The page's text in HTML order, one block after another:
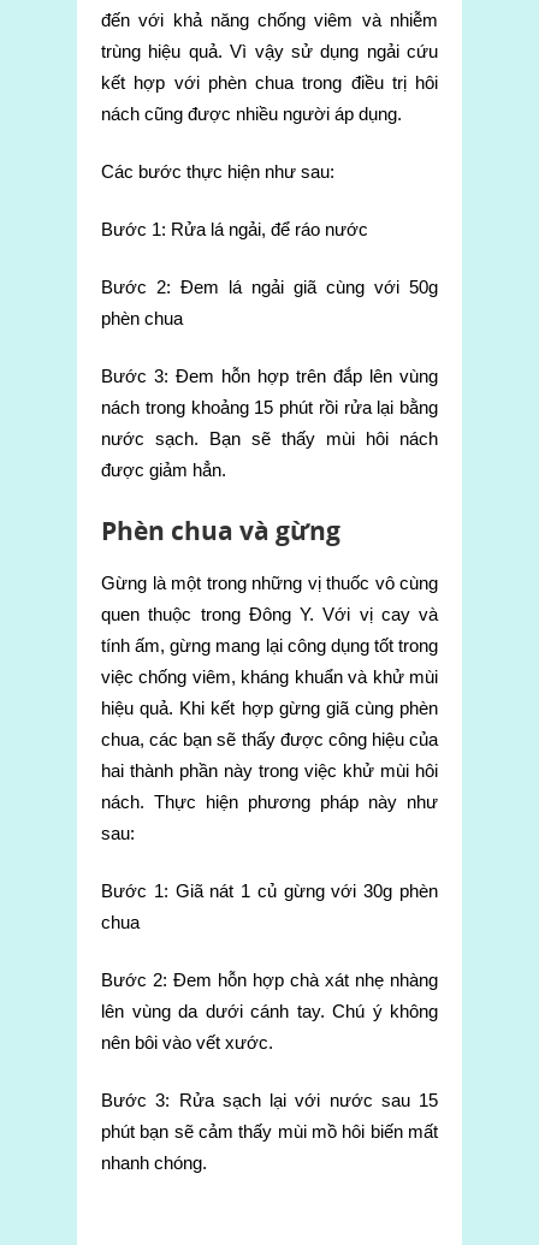
đến với khả năng chống viêm và nhiễm
trùng hiệu quả. Vì vậy sử dụng ngải cứu
kết hợp với phèn chua trong điều trị hôi
nách cũng được nhiều người áp dụng.
Các bước thực hiện như sau:
Bước 1: Rửa lá ngải, để ráo nước
Bước 2: Đem lá ngải giã cùng với 50g
phèn chua
Bước 3: Đem hỗn hợp trên đắp lên vùng
nách trong khoảng 15 phút rồi rửa lại bằng
nước sạch. Bạn sẽ thấy mùi hôi nách
được giảm hẳn.
Phèn chua và gừng
Gừng là một trong những vị thuốc vô cùng
quen thuộc trong Đông Y. Với vị cay và
tính ấm, gừng mang lại công dụng tốt trong
việc chống viêm, kháng khuẩn và khử mùi
hiệu quả. Khi kết hợp gừng giã cùng phèn
chua, các bạn sẽ thấy được công hiệu của
hai thành phần này trong việc khử mùi hôi
nách. Thực hiện phương pháp này như
sau:
Bước 1: Giã nát 1 củ gừng với 30g phèn
chua
Bước 2: Đem hỗn hợp chà xát nhẹ nhàng
lên vùng da dưới cánh tay. Chú ý không
nên bôi vào vết xước.
Bước 3: Rửa sạch lại với nước sau 15
phút bạn sẽ cảm thấy mùi mồ hôi biến mất
nhanh chóng.